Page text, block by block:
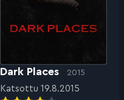
Dark Places 2015
Katsottu 19.8.2015